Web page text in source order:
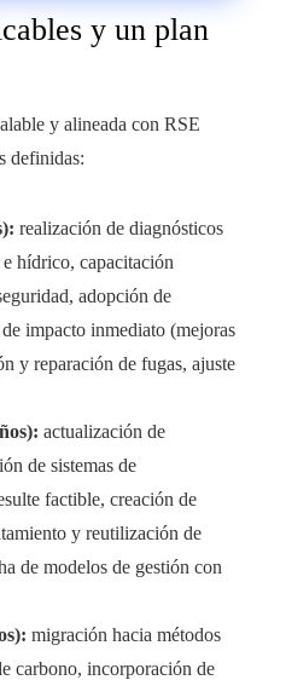
y un plan
y alineada con RSE
definidas:
realización de diagnósticos
hídrico, capacitación
adopción de
impacto inmediato (mejoras
y reparación de fugas, ajuste
actualización de
de sistemas de
factible, creación de
y reutilización de
de modelos de gestión con
migración hacia métodos
carbono, incorporación de